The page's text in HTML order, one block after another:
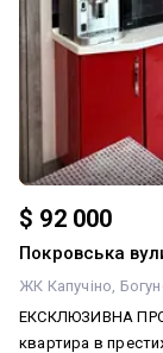
$ 92 000
Покровська
ЖК Капучіно
ЕКСКЛЮЗИВНА ПРОПОЗИЦІЯ!
квартира в